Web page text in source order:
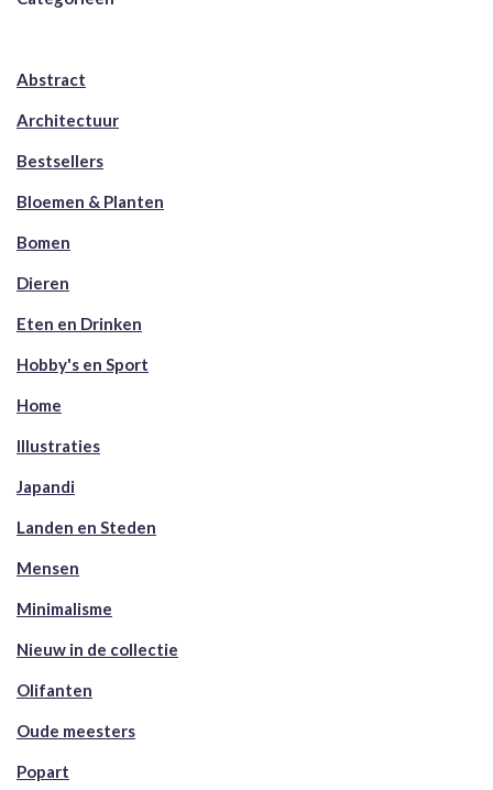
Abstract
Architectuur
Bestsellers
Bloemen & Planten
Bomen
Dieren
Eten en Drinken
Hobby's en Sport
Home
Illustraties
Japandi
Landen en Steden
Mensen
Minimalisme
Nieuw in de collectie
Olifanten
Oude meesters
Popart